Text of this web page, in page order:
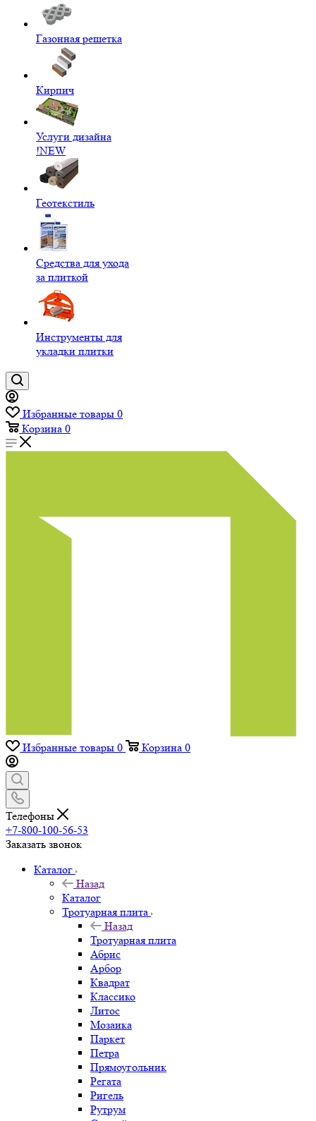
Газонная решетка
Кирпич
Услуги дизайна
!NEW
Геотекстиль
Средства для ухода
за плиткой
Инструменты для
укладки плитки
Избранные товары 0
Корзина 0
Избранные товары 0 Корзина 0
Телефоны
+7-800-100-56-53
Заказать звонок
Каталог
Назад
Каталог
Тротуарная плита
Назад
Тротуарная плита
Абрис
Арбор
Квадрат
Классико
Литос
Мозаика
Паркет
Петра
Прямоугольник
Регата
Ригель
Рутрум